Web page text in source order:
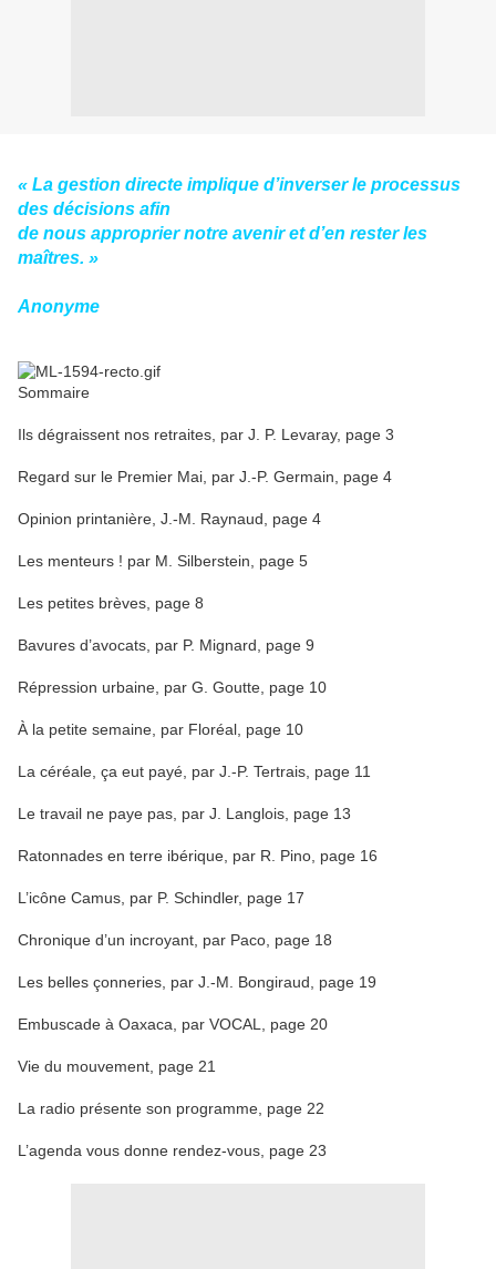
« La gestion directe implique d’inverser le processus
des décisions afin
de nous approprier notre avenir et d’en rester les
maîtres. »
Anonyme
Sommaire
Ils dégraissent nos retraites, par J. P. Levaray, page 3
Regard sur le Premier Mai, par J.-P. Germain, page 4
Opinion printanière, J.-M. Raynaud, page 4
Les menteurs ! par M. Silberstein, page 5
Les petites brèves, page 8
Bavures d’avocats, par P. Mignard, page 9
Répression urbaine, par G. Goutte, page 10
À la petite semaine, par Floréal, page 10
La céréale, ça eut payé, par J.-P. Tertrais, page 11
Le travail ne paye pas, par J. Langlois, page 13
Ratonnades en terre ibérique, par R. Pino, page 16
L’icône Camus, par P. Schindler, page 17
Chronique d’un incroyant, par Paco, page 18
Les belles çonneries, par J.-M. Bongiraud, page 19
Embuscade à Oaxaca, par VOCAL, page 20
Vie du mouvement, page 21
La radio présente son programme, page 22
L’agenda vous donne rendez-vous, page 23